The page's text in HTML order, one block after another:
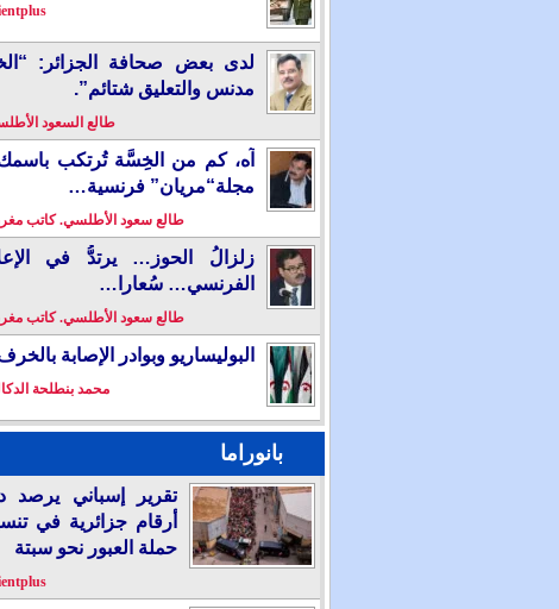
لدى بعض صحافة الجزائر:
مدنس والتعليق شتائم”.
طالع السعود
آه، كم من الخِسَّة تُرتكب باسمك
مجلة“مريان” فرنسية…
طالع سعود الأطلسي. كاتب
زلزالُ الحوز… يرتدُّ في
الفرنسي… سُعارا…
طالع سعود الأطلسي. كاتب
البوليساريو وبوادر الإصابة
محمد بنطلحة
بانوراما
تقرير إسباني يرصد
أرقام جزائرية في
حملة العبور نحو سبتة